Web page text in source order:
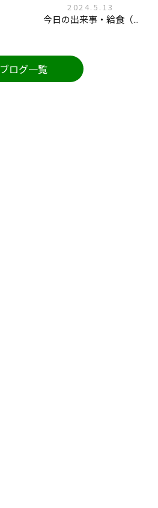
2024.5.13
今日の出来事・給食（...
ブログ一覧